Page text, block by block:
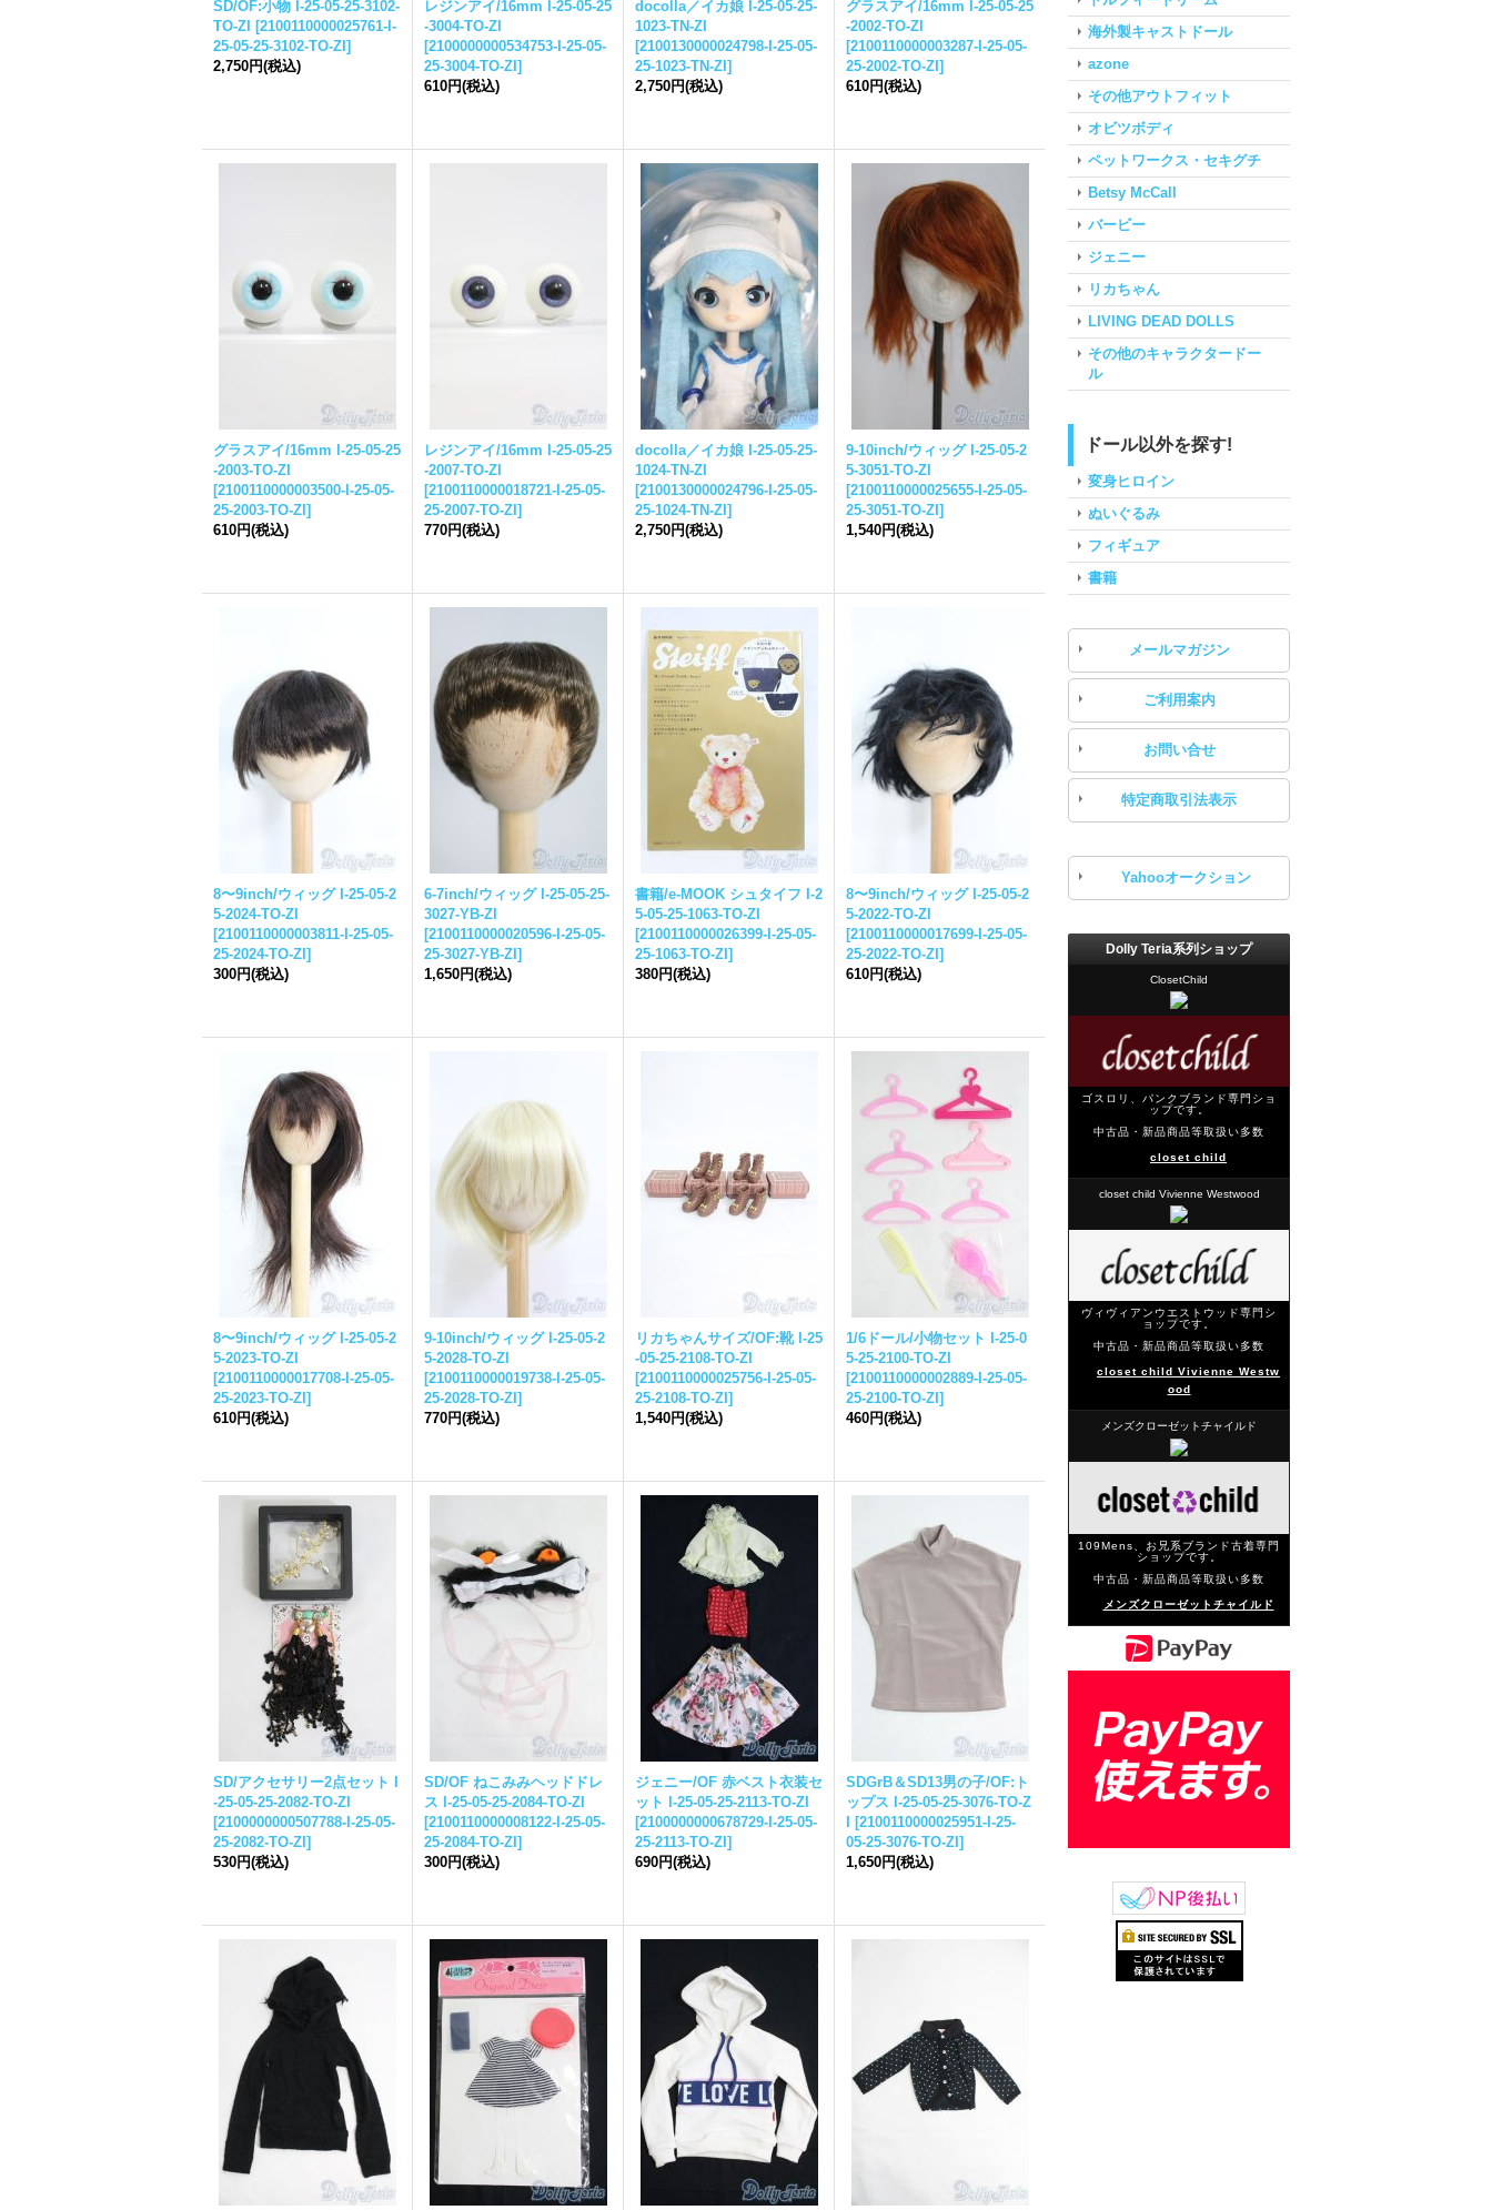
SD/OF:小物 I-25-05-25-3102-
TO-ZI
[2100110000025761-I-
25-05-25-3102-TO-ZI ]
2,750円(税込)
レジンアイ/16mm I-25-05-25
-3004-TO-ZI
[2100000000534753-I-25-05-
25-3004-TO-ZI ]
610円(税込)
docolla／イカ娘 I-25-05-25-
1023-TN-ZI
[2100130000024798-I-25-05-
25-1023-TN-ZI ]
2,750円(税込)
グラスアイ/16mm I-25-05-25
-2002-TO-ZI
[2100110000003287-I-25-05-
25-2002-TO-ZI ]
610円(税込)
グラスアイ/16mm I-25-05-25
-2003-TO-ZI
[2100110000003500-I-25-05-
25-2003-TO-ZI ]
610円(税込)
レジンアイ/16mm I-25-05-25
-2007-TO-ZI
[2100110000018721-I-25-05-
25-2007-TO-ZI ]
770円(税込)
docolla／イカ娘 I-25-05-25-
1024-TN-ZI
[2100130000024796-I-25-05-
25-1024-TN-ZI ]
2,750円(税込)
9-10inch/ウィッグ I-25-05-2
5-3051-TO-ZI
[2100110000025655-I-25-05-
25-3051-TO-ZI ]
1,540円(税込)
8〜9inch/ウィッグ I-25-05-2
5-2024-TO-ZI
[2100110000003811-I-25-05-
25-2024-TO-ZI ]
300円(税込)
6-7inch/ウィッグ I-25-05-25-
3027-YB-ZI
[2100110000020596-I-25-05-
25-3027-YB-ZI ]
1,650円(税込)
書籍/e-MOOK シュタイフ I-2
5-05-25-1063-TO-ZI
[2100110000026399-I-25-05-
25-1063-TO-ZI ]
380円(税込)
8〜9inch/ウィッグ I-25-05-2
5-2022-TO-ZI
[2100110000017699-I-25-05-
25-2022-TO-ZI ]
610円(税込)
8〜9inch/ウィッグ I-25-05-2
5-2023-TO-ZI
[2100110000017708-I-25-05-
25-2023-TO-ZI ]
610円(税込)
9-10inch/ウィッグ I-25-05-2
5-2028-TO-ZI
[2100110000019738-I-25-05-
25-2028-TO-ZI ]
770円(税込)
リカちゃんサイズ/OF:靴 I-25
-05-25-2108-TO-ZI
[2100110000025756-I-25-05-
25-2108-TO-ZI ]
1,540円(税込)
1/6ドール/小物セット I-25-0
5-25-2100-TO-ZI
[2100110000002889-I-25-05-
25-2100-TO-ZI ]
460円(税込)
SD/アクセサリー2点セット I
-25-05-25-2082-TO-ZI
[2100000000507788-I-25-05-
25-2082-TO-ZI ]
530円(税込)
SD/OF ねこみみヘッドドレ
ス I-25-05-25-2084-TO-ZI
[2100110000008122-I-25-05-
25-2084-TO-ZI ]
300円(税込)
ジェニー/OF 赤ベスト衣装セ
ット I-25-05-25-2113-TO-ZI
[2100000000678729-I-25-05-
25-2113-TO-ZI ]
690円(税込)
SDGrB＆SD13男の子/OF:ト
ップス I-25-05-25-3076-TO-Z
[2100110000025951-I-25-
05-25-3076-TO-ZI ]
1,650円(税込)
海外製キャストドール
azone
その他アウトフィット
オビツボディ
ペットワークス・セキグチ
Betsy McCall
バービー
ジェニー
リカちゃん
LIVING DEAD DOLLS
その他のキャラクタードー
ル
ドール以外を探す!
変身ヒロイン
ぬいぐるみ
フィギュア
書籍
メールマガジン
ご利用案内
お問い合せ
特定商取引法表示
Yahooオークション
Dolly Teria系列ショップ
ClosetChild
ゴスロリ、パンクブランド専門ショ
ップです。
中古品・新品商品等取扱い多数
closet child
closet child Vivienne Westwood
ヴィヴィアンウエストウッド専門シ
ョップです。
中古品・新品商品等取扱い多数
closet child Vivienne Westw
ood
メンズクローゼットチャイルド
109Mens、お兄系ブランド古着専門
ショップです。
中古品・新品商品等取扱い多数
メンズクローゼットチャイルド